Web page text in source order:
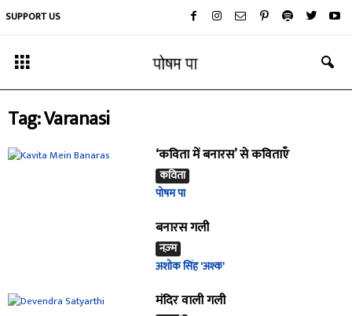
SUPPORT US
Tag: Varanasi
‘कविता में बनारस’ से कविताएँ
कविता
पोषम पा
बनारस गली
नज़्म
अशोक सिंह 'अश्क'
मंदिर वाली गली